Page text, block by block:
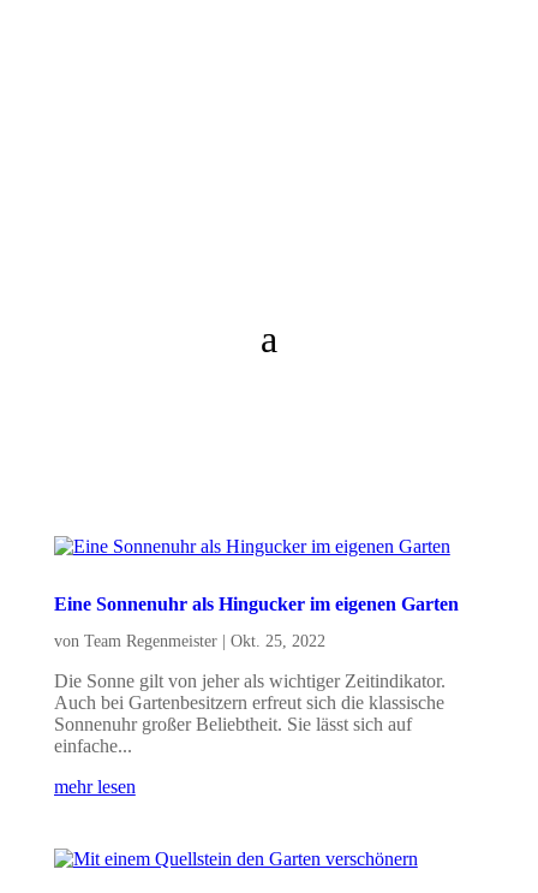
Eine Sonnenuhr als Hingucker im eigenen Garten
von Team Regenmeister| Okt. 25, 2022
Die Sonne gilt von jeher als wichtiger Zeitindikator.
Auch bei Gartenbesitzern erfreut sich die klassische
Sonnenuhr großer Beliebtheit. Sie lässt sich auf
einfache...
mehr lesen